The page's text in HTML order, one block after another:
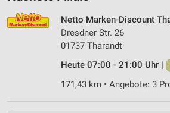
Netto Marken-Discount
Dresdner Str. 26
01737 Tharandt
Heute 07:00 - 21:00 Uhr |
171,43 km • Angebote: 3